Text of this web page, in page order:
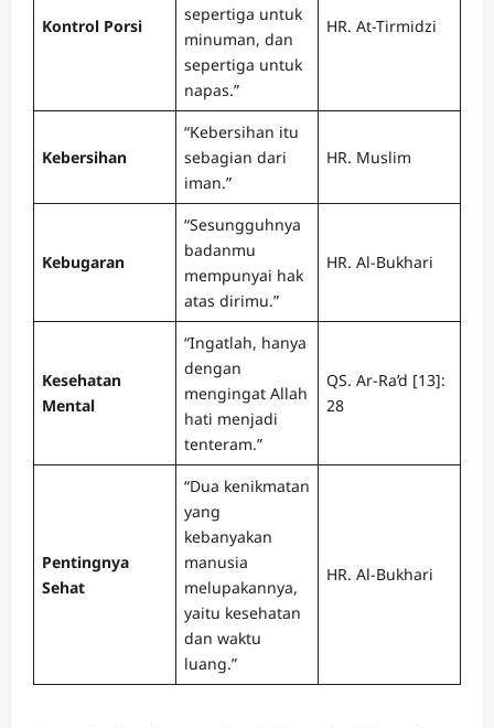
Kontrol Porsi
sepertiga untuk
minuman, dan
sepertiga untuk
napas.”
HR. At-Tirmidzi
Kebersihan
“Kebersihan itu
sebagian dari
iman.”
HR. Muslim
Kebugaran
“Sesungguhnya
badanmu
mempunyai hak
atas dirimu.”
HR. Al-Bukhari
Kesehatan
Mental
“Ingatlah, hanya
dengan
mengingat Allah
hati menjadi
tenteram.”
QS. Ar-Ra’d [13]:
28
Pentingnya
Sehat
“Dua kenikmatan
yang
kebanyakan
manusia
melupakannya,
yaitu kesehatan
dan waktu
luang.”
HR. Al-Bukhari